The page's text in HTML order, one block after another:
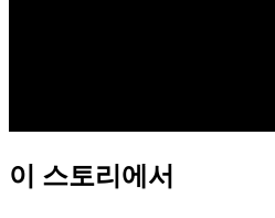
이 스토리에서